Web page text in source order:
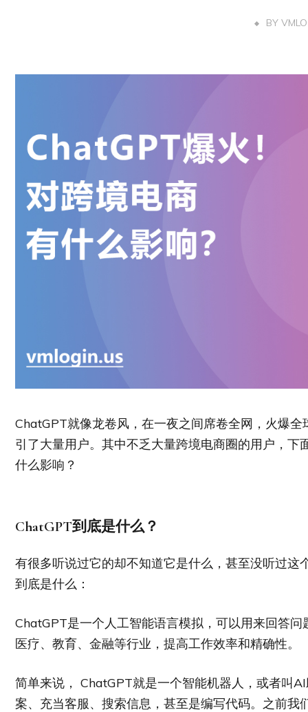
BY
ChatGPT就像龙卷风，在一夜之间席卷全网，火爆
引了大量用户。其中不乏大量跨境电商圈的用户，
什么影响？
ChatGPT到底是什么？
有很多听说过它的却不知道它是什么，甚至没听过
到底是什么：
ChatGPT是一个人工智能语言模拟，可以用来回答
医疗、教育、金融等行业，提高工作效率和精确性。
简单来说， ChatGPT就是一个智能机器人，或者叫
案、充当客服、搜索信息，甚至是编写代码。之前